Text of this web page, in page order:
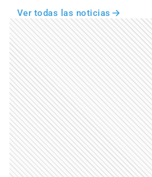
Ver todas las noticias